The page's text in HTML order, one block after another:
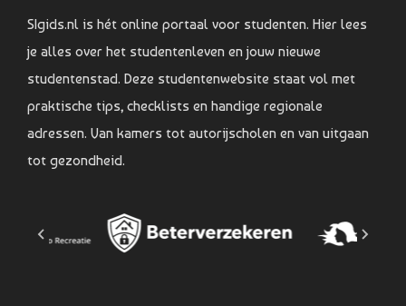
SIgids.nl is hét online portaal voor studenten. Hier lees
je alles over het studentenleven en jouw nieuwe
studentenstad. Deze studentenwebsite staat vol met
praktische tips, checklists en handige regionale
adressen. Van kamers tot autorijscholen en van uitgaan
tot gezondheid.